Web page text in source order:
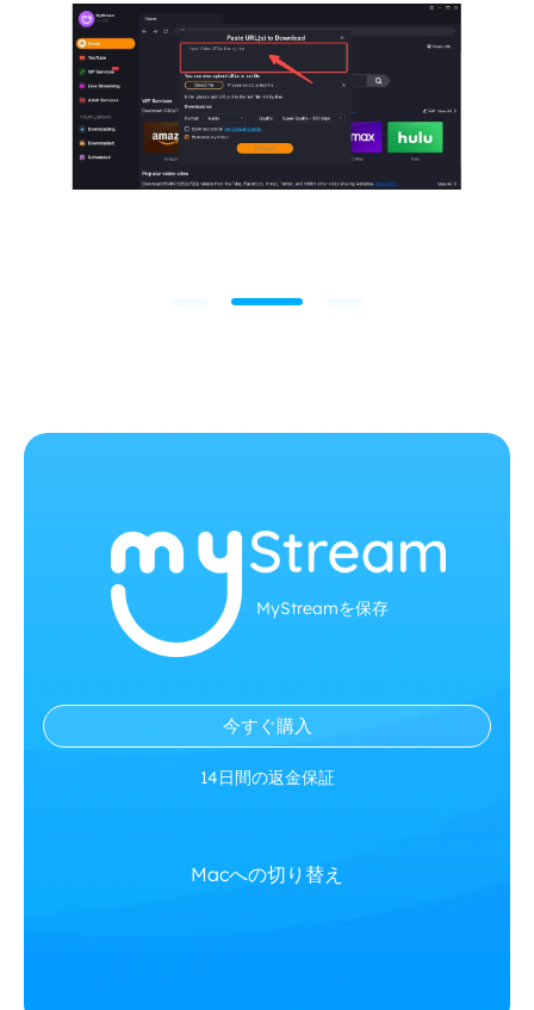
MyStreamを保存
今すぐ購入
14日間の返金保証
Macへの切り替え